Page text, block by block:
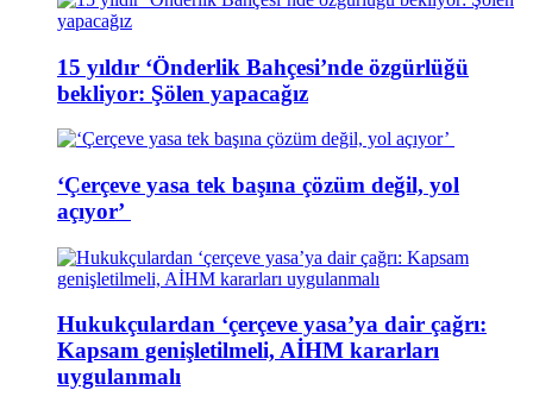
15 yıldır ‘Önderlik Bahçesi’nde özgürlüğü
bekliyor: Şölen yapacağız
‘Çerçeve yasa tek başına çözüm değil, yol
açıyor’
Hukukçulardan ‘çerçeve yasa’ya dair çağrı:
Kapsam genişletilmeli, AİHM kararları
uygulanmalı